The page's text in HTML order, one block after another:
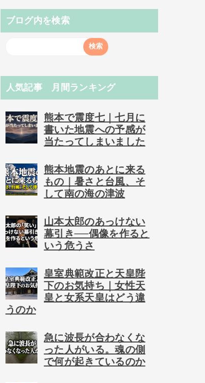
ブログ内を検索
人気記事 月間ランキング
熊本で震度七｜七月に
書いた地震への予感が
当たってしまいました
熊本地震のあとに来る
もの｜暑さと台風、そ
して南の海の津波
山本太郎のあっけない
幕引き──偶像を作ると
いう危うさ
皇室典範改正と天皇陛
下のお気持ち｜女性天
皇と女系天皇はどう違
うのか
急に波長が合わなくな
った人がいる。魂の側
で何が起きているのか